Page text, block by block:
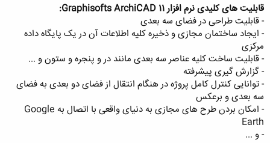
قابلیت های کلیدی نرم افزار Graphisofts ArchiCAD 11
:
- قابلیت طراحی در فضای سه بعدی
- ایجاد ساختمان مجازی و ذخیره کلیه اطلاعات آن در یک پایگاه داده
مرکزی
- قابلیت ساخت کلیه عناصر سه بعدی مانند در و پنجره و ستون و ...
- گزارش گیری پیشرفته
- توانایی کنترل کامل پروژه در هنگام انتقال از فضای دو بعدی به فضای
سه بعدی و برعکس
- امکان بردن طرح های مجازی به دنیای واقعی با اتصال به Google
Earth
- و ...